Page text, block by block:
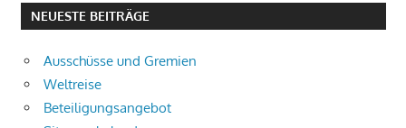
NEUESTE BEITRÄGE
Ausschüsse und Gremien
Weltreise
Beteiligungsangebot